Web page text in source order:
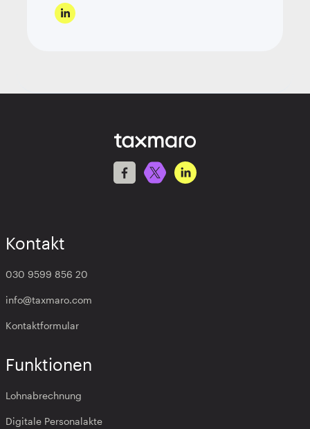
Kontakt
030 9599 856 20
info@taxmaro.com
Kontaktformular
Funktionen
Lohnabrechnung
Digitale Personalakte